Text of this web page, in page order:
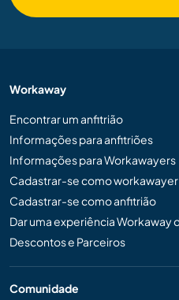
Workaway
Encontrar um anfitrião
Informações para anfitriões
Informações para Workawayers
Cadastrar-se como workawayer
Cadastrar-se como anfitrião
Dar uma experiência Workaway
Descontos e Parceiros
Comunidade